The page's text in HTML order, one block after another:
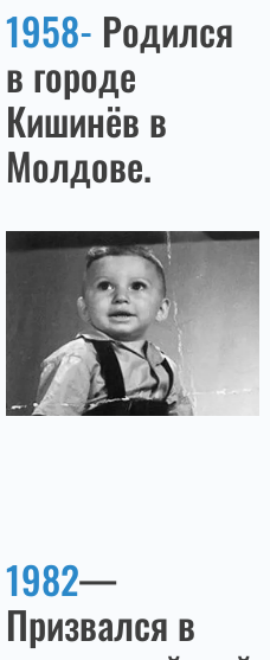
1958- Родился
в городе
Кишинёв в
Молдове.
1982—
Призвался в